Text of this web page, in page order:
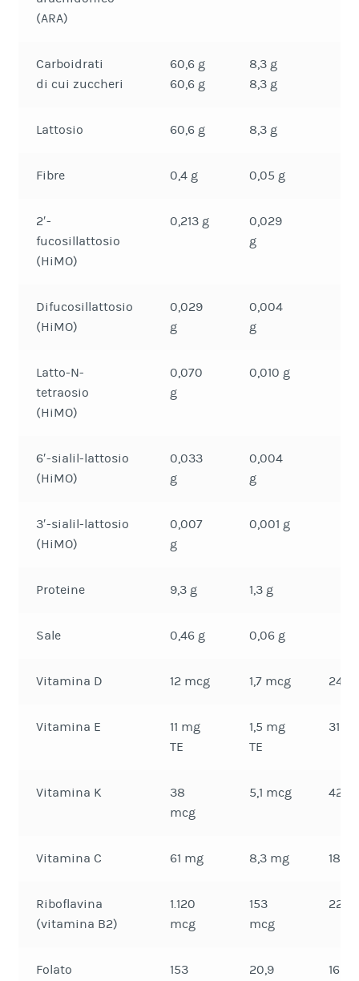
(ARA)
Carboidrati
di cui zuccheri
60,6 g
60,6 g
8,3 g
8,3 g
Lattosio 60,6 g 8,3 g
Fibre 0,4 g 0,05 g
2′-
fucosillattosio
(HiMO)
0,213 g
0,029
g
Difucosillattosio
(HiMO)
0,029
g
0,004
g
Latto-N-
tetraosio
(HiMO)
0,070
g
0,010 g
6′-sialil-lattosio
(HiMO)
0,033
g
0,004
g
3′-sialil-lattosio
(HiMO)
0,007
g
0,001 g
Proteine 9,3 g 1,3 g
Sale 0,46 g 0,06 g
Vitamina D 12 mcg 1,7 mcg 24%
Vitamina E
11 mg
TE
1,5 mg
TE
31%
Vitamina K
38
mcg
5,1 mcg 42%
Vitamina C 61 mg 8,3 mg 18%
Riboflavina
(vitamina B2)
1.120
mcg
153
mcg
22%
Folato
153
20,9
16%